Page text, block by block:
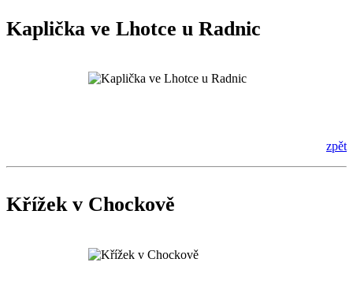
Kaplička ve Lhotce u Radnic
zpět
Křížek v Chockově